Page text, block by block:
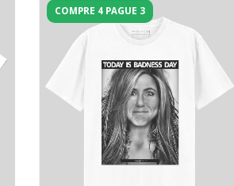
COMPRE 4 PAGUE 3